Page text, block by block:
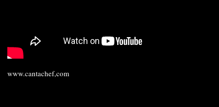
www.cantachef,com